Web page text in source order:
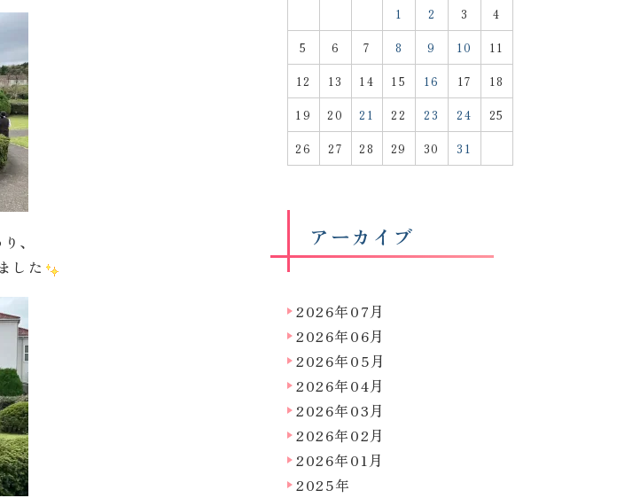
、
した
1
2 3 4
5 6 7 8 9 10 11
12 13 14 15 16 17 18
19 20 21 22 23 24 25
26 27 28 29 30 31
アーカイブ
2026年07月
2026年06月
2026年05月
2026年04月
2026年03月
2026年02月
2026年01月
2025年